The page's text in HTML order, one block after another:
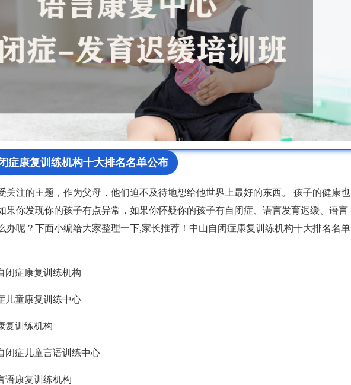
症康复训练机构十大排名名单公布
关注的主题，作为父母，他们迫不及待地想给他世界上最好的东西。 孩子的健康也
果你发现你的孩子有点异常，如果你怀疑你的孩子有自闭症、语言发育迟缓、语言
办呢？下面小编给大家整理一下,家长推荐！中山自闭症康复训练机构十大排名名单
闭症康复训练机构
儿童康复训练中心
复训练机构
闭症儿童言语训练中心
语康复训练机构